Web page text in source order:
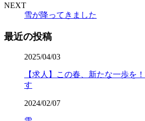
NEXT
雪が降ってきました
最近の投稿
2025/04/03
【求人】この春、新たな一歩を
す
2024/02/07